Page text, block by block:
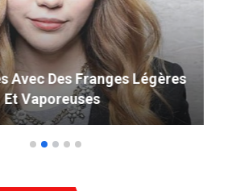
Curly Weave Parfaite Qui
La Tête En 2019